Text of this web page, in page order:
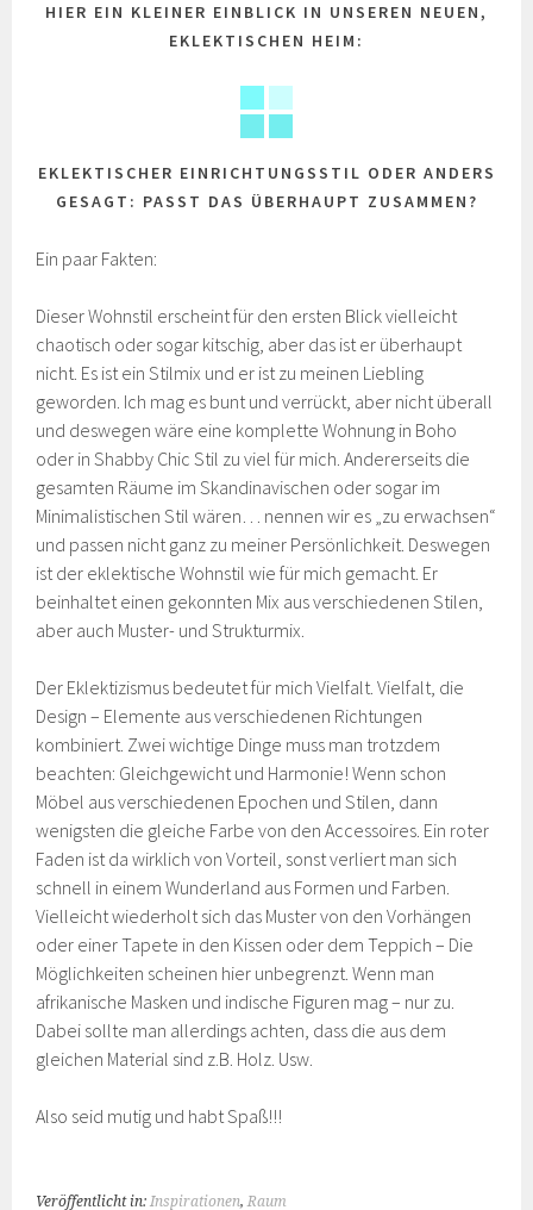
HIER EIN KLEINER EINBLICK IN UNSEREN NEUEN,
EKLEKTISCHEN HEIM:
EKLEKTISCHER EINRICHTUNGSSTIL ODER ANDERS
GESAGT: PASST DAS ÜBERHAUPT ZUSAMMEN?
Ein paar Fakten:
Dieser Wohnstil erscheint für den ersten Blick vielleicht
chaotisch oder sogar kitschig, aber das ist er überhaupt
nicht. Es ist ein Stilmix und er ist zu meinen Liebling
geworden. Ich mag es bunt und verrückt, aber nicht überall
und deswegen wäre eine komplette Wohnung in Boho
oder in Shabby Chic Stil zu viel für mich. Andererseits die
gesamten Räume im Skandinavischen oder sogar im
Minimalistischen Stil wären… nennen wir es „zu erwachsen“
und passen nicht ganz zu meiner Persönlichkeit. Deswegen
ist der eklektische Wohnstil wie für mich gemacht. Er
beinhaltet einen gekonnten Mix aus verschiedenen Stilen,
aber auch Muster- und Strukturmix.
Der Eklektizismus bedeutet für mich Vielfalt. Vielfalt, die
Design – Elemente aus verschiedenen Richtungen
kombiniert. Zwei wichtige Dinge muss man trotzdem
beachten: Gleichgewicht und Harmonie! Wenn schon
Möbel aus verschiedenen Epochen und Stilen, dann
wenigsten die gleiche Farbe von den Accessoires. Ein roter
Faden ist da wirklich von Vorteil, sonst verliert man sich
schnell in einem Wunderland aus Formen und Farben.
Vielleicht wiederholt sich das Muster von den Vorhängen
oder einer Tapete in den Kissen oder dem Teppich – Die
Möglichkeiten scheinen hier unbegrenzt. Wenn man
afrikanische Masken und indische Figuren mag – nur zu.
Dabei sollte man allerdings achten, dass die aus dem
gleichen Material sind z.B. Holz. Usw.
Also seid mutig und habt Spaß!!!
Veröffentlicht in:Inspirationen,Raum